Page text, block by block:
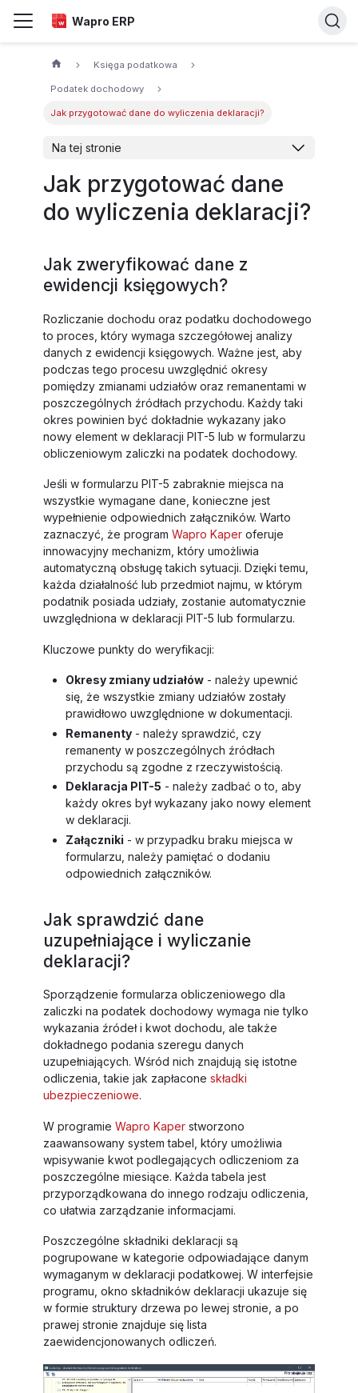
Wapro ERP
Księga podatkowa
Podatek dochodowy
Jak przygotować dane do wyliczenia deklaracji?
Na tej stronie
Jak przygotować dane
do wyliczenia deklaracji?
Jak zweryfikować dane z
ewidencji księgowych?
Rozliczanie dochodu oraz podatku dochodowego
to proces, który wymaga szczegółowej analizy
danych z ewidencji księgowych. Ważne jest, aby
podczas tego procesu uwzględnić okresy
pomiędzy zmianami udziałów oraz remanentami w
poszczególnych źródłach przychodu. Każdy taki
okres powinien być dokładnie wykazany jako
nowy element w deklaracji PIT-5 lub w formularzu
obliczeniowym zaliczki na podatek dochodowy.
Jeśli w formularzu PIT-5 zabraknie miejsca na
wszystkie wymagane dane, konieczne jest
wypełnienie odpowiednich załączników. Warto
zaznaczyć, że program Wapro Kaper oferuje
innowacyjny mechanizm, który umożliwia
automatyczną obsługę takich sytuacji. Dzięki temu,
każda działalność lub przedmiot najmu, w którym
podatnik posiada udziały, zostanie automatycznie
uwzględniona w deklaracji PIT-5 lub formularzu.
Kluczowe punkty do weryfikacji:
Okresy zmiany udziałów - należy upewnić
się, że wszystkie zmiany udziałów zostały
prawidłowo uwzględnione w dokumentacji.
Remanenty - należy sprawdzić, czy
remanenty w poszczególnych źródłach
przychodu są zgodne z rzeczywistością.
Deklaracja PIT-5 - należy zadbać o to, aby
każdy okres był wykazany jako nowy element
w deklaracji.
Załączniki - w przypadku braku miejsca w
formularzu, należy pamiętać o dodaniu
odpowiednich załączników.
Jak sprawdzić dane
uzupełniające i wyliczanie
deklaracji?
Sporządzenie formularza obliczeniowego dla
zaliczki na podatek dochodowy wymaga nie tylko
wykazania źródeł i kwot dochodu, ale także
dokładnego podania szeregu danych
uzupełniających. Wśród nich znajdują się istotne
odliczenia, takie jak zapłacone składki
ubezpieczeniowe.
W programie Wapro Kaper stworzono
zaawansowany system tabel, który umożliwia
wpisywanie kwot podlegających odliczeniom za
poszczególne miesiące. Każda tabela jest
przyporządkowana do innego rodzaju odliczenia,
co ułatwia zarządzanie informacjami.
Poszczególne składniki deklaracji są
pogrupowane w kategorie odpowiadające danym
wymaganym w deklaracji podatkowej. W interfejsie
programu, okno składników deklaracji ukazuje się
w formie struktury drzewa po lewej stronie, a po
prawej stronie znajduje się lista
zaewidencjonowanych odliczeń.